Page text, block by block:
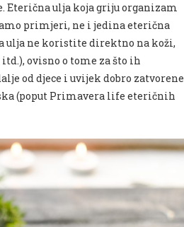
ulja koja griju organizam
primjeri, ne i jedina eterična
ulja ne koristite direktno na koži,
ovisno o tome za što ih
od djece i uvijek dobro zatvorene
(poput Primavera life eteričnih